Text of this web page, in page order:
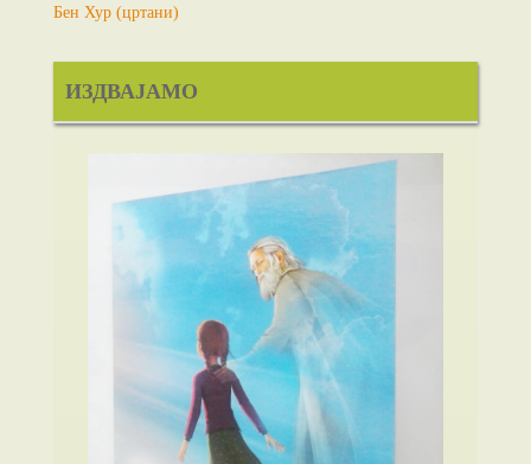
Бен Хур (цртани)
ИЗДВАЈАМО